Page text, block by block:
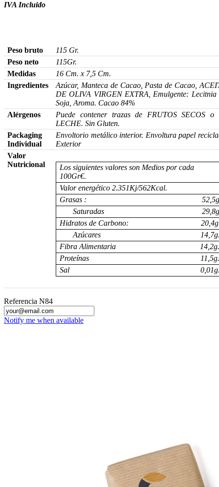
IVA Incluido
Peso bruto
115 Gr.
Peso neto
115Gr.
Medidas
16 Cm. x 7,5 Cm.
Ingredientes
Azúcar, Manteca de Cacao, Pasta de Cacao,
DE OLIVA VIRGEN EXTRA, Emulgente: Lecitnia
Soja, Aroma. Cacao 84%
Alérgenos
Puede contener trazas de FRUTOS SECOS o
LECHE. Sin Gluten.
Packaging
Individual
Envoltorio metálico interior. Envoltura papel
Exterior
Valor
Nutricional
Los siguientes valores son Medios por cada
100Gr€.
Valor energético 2.351Kj/562Kcal.
Grasas :
Saturadas
Hidratos de Carbono:
Azúcares
Fibra Alimentaria
Proteínas
Sal
Referencia N84
Notify me when available